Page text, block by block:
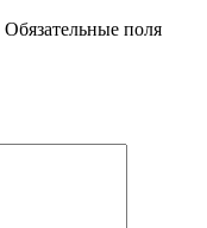
Обязательные поля